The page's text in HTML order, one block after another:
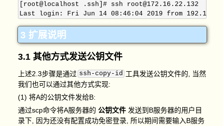
[root@localhost .ssh]# ssh root@172.16.22.132
3 扩展说明
3.1 其他方式发送公钥文件
上述2.3步骤是通过 ssh-copy-id 工具发送公钥文件的, 当然
我们也可以通过其他方式实现:
(1) 将A的公钥文件发给B:
通过scp命令将A服务器的公钥文件 发送到B服务器的用户目
录下, 因为还没有配置成功免密登录, 所以期间需要输入B服务